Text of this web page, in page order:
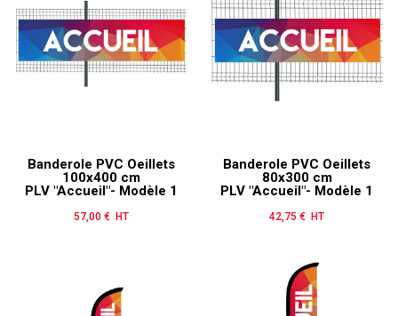
Banderole PVC Oeillets
100x400 cm
PLV "Accueil"- Modèle 1
Prix
57,00 € HT
Banderole PVC Oeillets
80x300 cm
PLV "Accueil"- Modèle 1
Prix
42,75 € HT